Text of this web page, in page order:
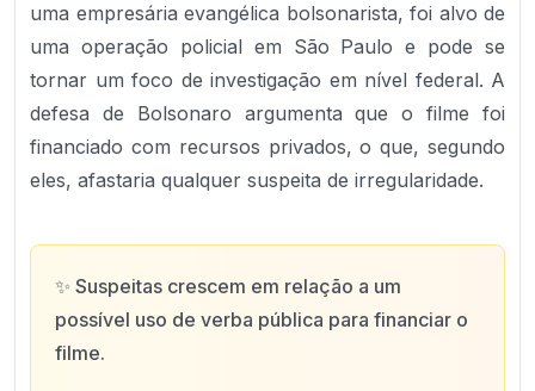
uma empresária evangélica bolsonarista, foi alvo de
uma operação policial em São Paulo e pode se
tornar um foco de investigação em nível federal. A
defesa de Bolsonaro argumenta que o filme foi
financiado com recursos privados, o que, segundo
eles, afastaria qualquer suspeita de irregularidade.
✨ Suspeitas crescem em relação a um
possível uso de verba pública para financiar o
filme.